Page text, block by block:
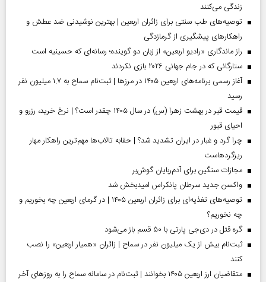
زندگی می‌کنند
توصیه‌های طب سنتی برای زائران اربعین | بهترین نوشیدنی ضد عطش و
راهکارهای پیشگیری از گرمازدگی
راز ماندگاری «رادیو اربعین» از زبان دو گوینده؛ رسانه‌ای که حسینیه است
ستارگانی که در جام جهانی ۲۰۲۶ بازی نکردند
آغاز رسمی برنامه‌های اربعین ۱۴۰۵ در مرز‌ها | ثبت‌نام سماح به ۱.۷ میلیون نفر
رسید
قیمت قبر در بهشت زهرا (س) در سال ۱۴۰۵ چقدر است؟ | نرخ خرید، رزرو و
احیای قبور
چرا گرد و غبار در ایران تشدید شد؟ | حقابه تالاب‌ها مهم‌ترین راهکار مهار
ریزگردهاست
مجازات سنگین برای آدم‌ربایان گوش‌بر
واکسن جدید سرطان پانکراس امیدبخش شد
توصیه‌های تغذیه‌ای برای زائران اربعین ۱۴۰۵ | در گرمای اربعین چه بخوریم و
چه نخوریم؟
گره قتل در دی‌جی پارتی با ۵۰ قسم باز می‌شود
ثبت‌نام بیش از یک میلیون نفر در سماح | زائران «همیار اربعین» را نصب
کنند
متقاضیان ارز اربعین ۱۴۰۵ بخوانند | ثبت‌نام در سامانه سماح را به روز‌های آخر